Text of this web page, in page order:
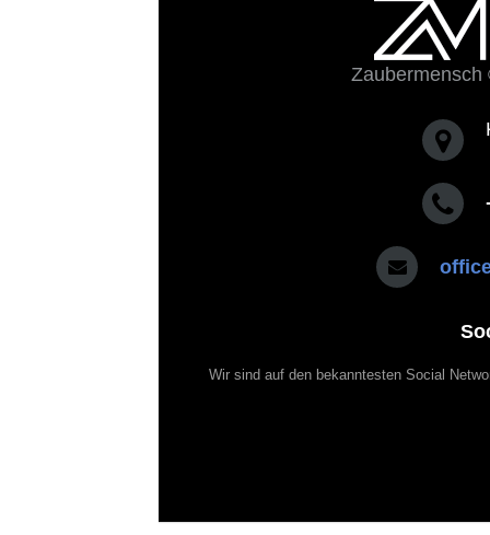
Wir sind auf den bekanntesten Social